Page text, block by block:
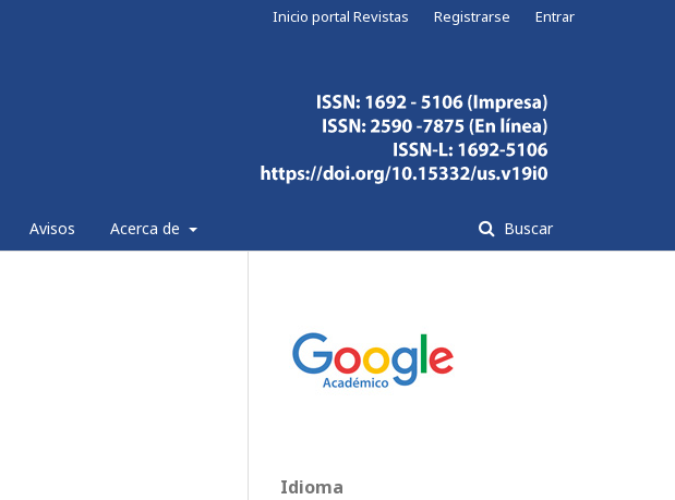
Avisos Acerca de Buscar
Inicio portal Revistas Registrarse Entrar
Idioma